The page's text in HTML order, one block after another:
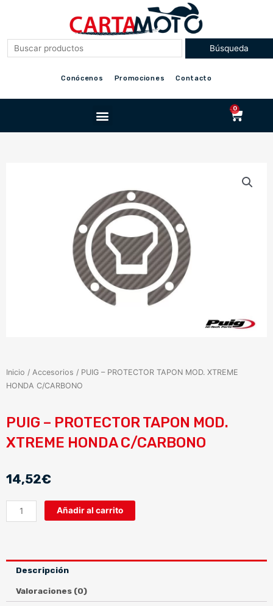
Conócenos Promociones Contacto
Menu 0
Inicio / Accesorios / PUIG – PROTECTOR TAPON MOD. XTREME
HONDA C/CARBONO
PUIG – PROTECTOR TAPON MOD.
XTREME HONDA C/CARBONO
14,52€
PUIG
-
MOD.
XTREME
HONDA
C/CARBONO
Añadir al carrito
Descripción
Valoraciones (0)